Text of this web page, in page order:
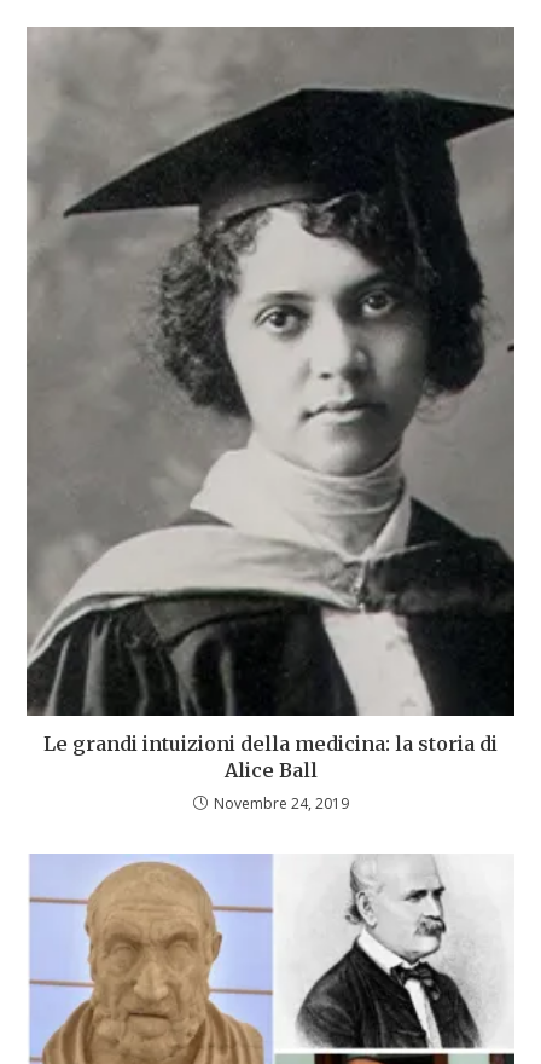
Le grandi intuizioni della medicina: la storia di
Alice Ball
Novembre 24, 2019